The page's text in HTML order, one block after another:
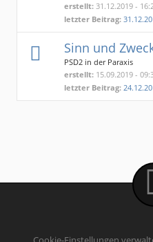
erstellt: 31.12.2019 -
letzter Beitrag:
Sinn und
PSD2 in der Paraxis
erstellt: 15.09.2019 -
letzter Beitrag: